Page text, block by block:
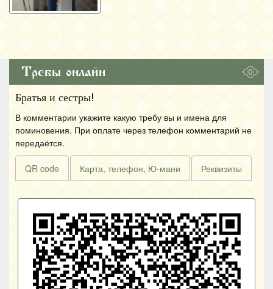
Требы онлайн
Братья и сестры!
В комментарии укажите какую требу вы и имена для
поминовения. При оплате через телефон комментарий не
передаётся.
QR code Карта, телефон, Ю-мани Реквизиты